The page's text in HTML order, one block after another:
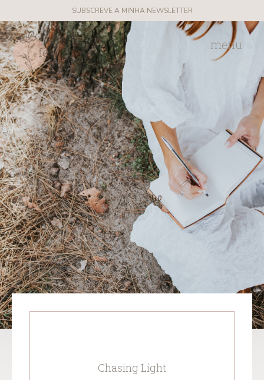
SUBSCREVE A MINHA NEWSLETTER
Chasing Light